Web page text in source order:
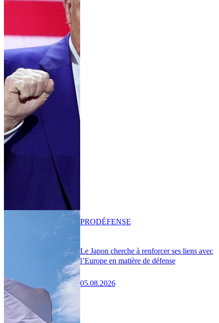
Le Japon cherche à renforcer ses liens avec
l’Europe en matière de défense
05.08.2026
PRODÉFENSE